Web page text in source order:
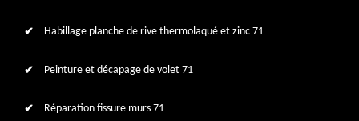
Habillage planche de rive thermolaqué et zinc 71
Peinture et décapage de volet 71
Réparation fissure murs 71